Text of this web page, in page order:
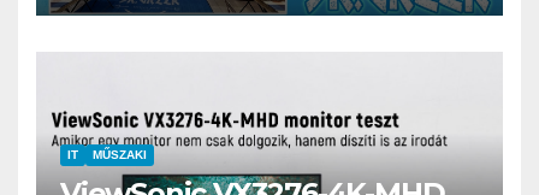
IT MŰSZAKI